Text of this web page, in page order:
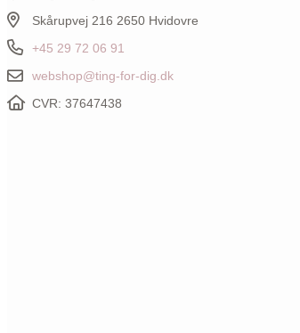
Skårupvej 216 2650 Hvidovre
+45 29 72 06 91
webshop@ting-for-dig.dk
CVR: 37647438